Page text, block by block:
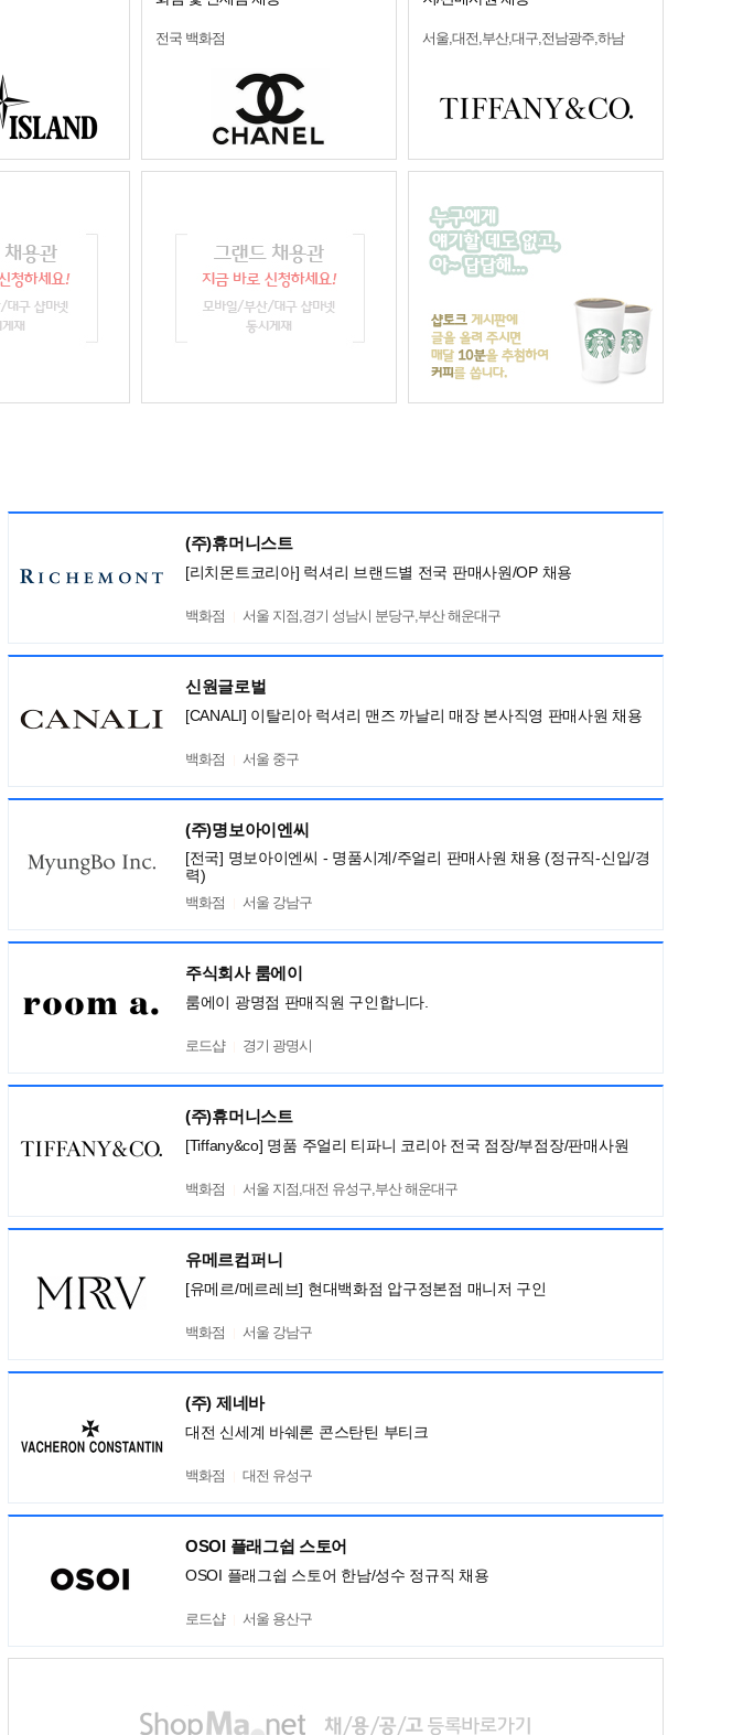
전국 백화점 서울,대전,부산,대구,전남광주,하남
(주)휴머니스트
[리치몬트코리아] 럭셔리 브랜드별 전국 판매사원/OP 채용
백화점 서울 지점,경기 성남시 분당구,부산 해운대구
신원글로벌
[CANALI] 이탈리아 럭셔리 맨즈 까날리 매장 본사직영 판매사원 채용
백화점 서울 중구
(주)명보아이엔씨
[전국] 명보아이엔씨 - 명품시계/주얼리 판매사원 채용 (정규직-신입/경
력)
백화점 서울 강남구
주식회사 룸에이
룸에이 광명점 판매직원 구인합니다.
로드샵 경기 광명시
(주)휴머니스트
[Tiffany&co] 명품 주얼리 티파니 코리아 전국 점장/부점장/판매사원
백화점 서울 지점,대전 유성구,부산 해운대구
유메르컴퍼니
[유메르/메르레브] 현대백화점 압구정본점 매니저 구인
백화점 서울 강남구
(주) 제네바
대전 신세계 바쉐론 콘스탄틴 부티크
백화점 대전 유성구
OSOI 플래그쉽 스토어
OSOI 플래그쉽 스토어 한남/성수 정규직 채용
로드샵 서울 용산구